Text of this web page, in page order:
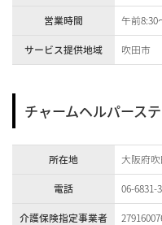
営業時間
午前8:30
サービス提供地域
吹田市
チャームヘルパース
所在地
大阪府
電話
06-6831-
介護保険指定事業者